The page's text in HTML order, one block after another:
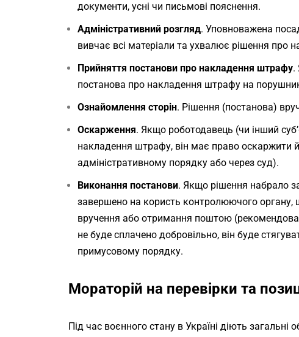
документи, усні чи письмові пояснення.
Адміністративний розгляд. Уповноважена
вивчає всі матеріали та ухвалює рішення про
Прийняття постанови про накладення штрафу.
постанова про накладення штрафу на
Ознайомлення сторін. Рішення (постанова)
Оскарження. Якщо роботодавець (чи інший
накладення штрафу, він має право оскаржити
адміністративному порядку або через суд).
Виконання постанови. Якщо рішення набрало
завершено на користь контролюючого органу,
вручення або отримання поштою
не буде сплачено добровільно, він буде
примусовому порядку.
Мораторій на перевірки та
Під час воєнного стану в Україні діють